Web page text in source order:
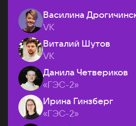
Василина
VK
Виталий Шутов
VK
Данила Четвериков
«ГЭС-2»
Ирина Гинзберг
«ГЭС-2»